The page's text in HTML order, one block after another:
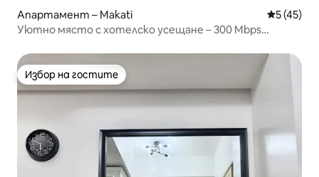
Апартамент – Makati Средна
5 (45)
Уютно място с хотелско усещане – 300 Mbps
Избор на гостите
Избор на гостите